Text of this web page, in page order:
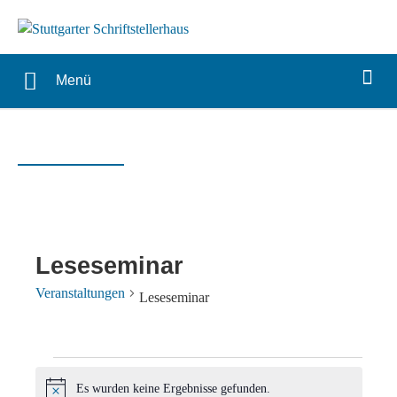
Menü
Leseseminar
Veranstaltungen Leseseminar
Veranstaltungen
Es wurden keine Ergebnisse gefunden.